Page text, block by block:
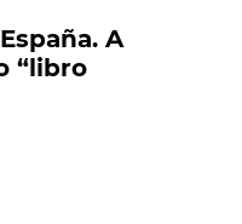
A
“libro